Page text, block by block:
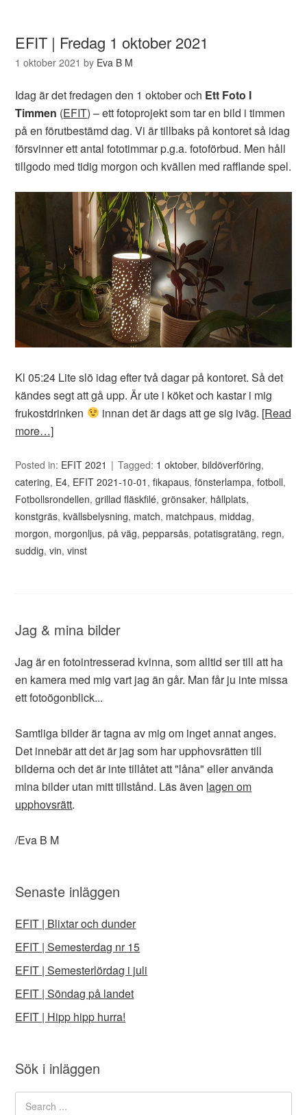
EFIT | Fredag 1 oktober 2021
1 oktober 2021 by Eva B M
Idag är det fredagen den 1 oktober och Ett Foto I
Timmen (EFIT) – ett fotoprojekt som tar en bild i timmen
på en förutbestämd dag. Vi är tillbaks på kontoret så idag
försvinner ett antal fototimmar p.g.a. fotoförbud. Men håll
tillgodo med tidig morgon och kvällen med rafflande spel.
Kl 05:24 Lite slö idag efter två dagar på kontoret. Så det
kändes segt att gå upp. Är ute i köket och kastar i mig
frukostdrinken
innan det är dags att ge sig iväg. [Read
more…]
Posted in: EFIT 2021 Tagged: 1 oktober,bildöverföring,
catering, E4, EFIT 2021-10-01 ,fikapaus,fönsterlampa,fotboll,
Fotbollsrondellen,grillad fläskfilé,grönsaker, hållplats,
konstgräs,kvällsbelysning, match, matchpaus, middag,
morgon, morgonljus,på väg,pepparsås,potatisgratäng, regn,
suddig,vin,vinst
Jag & mina bilder
Jag är en fotointresserad kvinna, som alltid ser till att ha
en kamera med mig vart jag än går. Man får ju inte missa
ett fotoögonblick...
Samtliga bilder är tagna av mig om inget annat anges.
Det innebär att det är jag som har upphovsrätten till
bilderna och det är inte tillåtet att "låna" eller använda
mina bilder utan mitt tillstånd. Läs även lagen om
upphovsrätt.
/Eva B M
Senaste inläggen
EFIT | Blixtar och dunder
EFIT | Semesterdag nr 15
EFIT | Semesterlördag i juli
EFIT | Söndag på landet
EFIT | Hipp hipp hurra!
Sök i inläggen